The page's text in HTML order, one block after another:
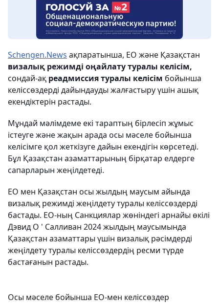
Schengen.News ақпаратынша, ЕО және Қазақстан
визалық режимді оңайлату туралы келісім,
сондай-ақ реадмиссия туралы келісім бойынша
келіссөздерді дайындауды жалғастыру үшін ашық
екендіктерін растады.
Мұндай мәлімдеме екі тараптың бірлесіп жұмыс
істеуге және жақын арада осы мәселе бойынша
келісімге қол жеткізуге дайын екендігін көрсетеді.
Бұл Қазақстан азаматтарының бірқатар елдерге
сапарларын жеңілдетеді.
ЕО мен Қазақстан осы жылдың маусым айында
визалық режимді жеңілдету туралы келіссөздерді
бастады. ЕО-ның Санкциялар жөніндегі арнайы өкілі
Дэвид О ' Салливан 2024 жылдың маусымында
Қазақстан азаматтары үшін визалық рәсімдерді
жеңілдету туралы келіссөздердің ресми түрде
бастағанын растады.
Осы мәселе бойынша ЕО-мен келіссөздер